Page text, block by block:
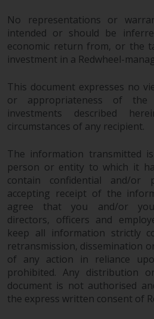
No representations or
intended or should be
economic return from, or the
investment in a Redwheel-
This document expresses no
or appropriateness of
investments described
circumstances of any recipient.
The information transmitted
person or entity to which it
contain confidential and/or
accepting receipt of the
agree that you and/or
directors, officers and
keep all information strictly
retransmission, dissemination
of any action in reliance
prohibited. Any distribution
document is not authorised
the express written consent of